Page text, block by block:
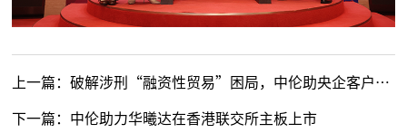
上一篇：破解涉刑“融资性贸易”困局，中伦助央企客户获得胜诉
下一篇： 中伦助力华曦达在香港联交所主板上市